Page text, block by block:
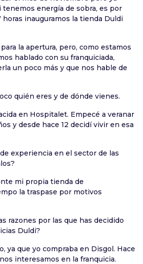
energía de sobra, es por
horas inauguramos la tienda Duldi
la apertura, pero, como estamos
hablado con su franquiciada,
un poco más y que nos hable de
quién eres y de dónde vienes.
en Hospitalet. Empecé a veranar
y desde hace 12 decidí vivir en esa
experiencia en el sector de las
mi propia tienda de
la traspase por motivos
razones por las que has decidido
Duldi?
ya que yo compraba en Disgol. Hace
interesamos en la franquicia.